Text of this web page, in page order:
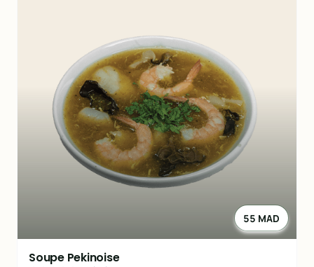
55 MAD
Soupe Pekinoise